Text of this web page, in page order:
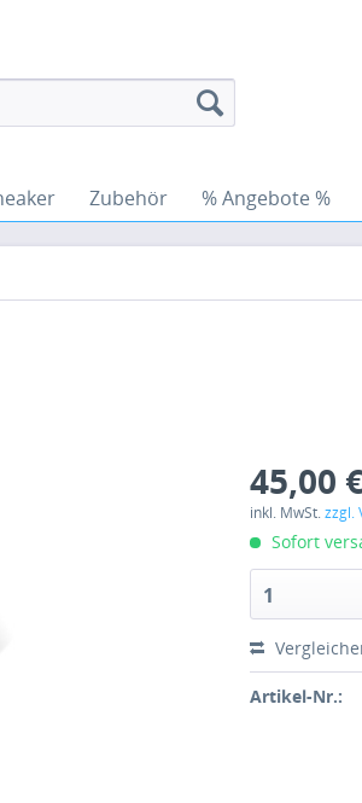
Zubehör % Angebote %
45,00
inkl. MwSt.zzgl.
Sofort
1
Artikel-Nr.: